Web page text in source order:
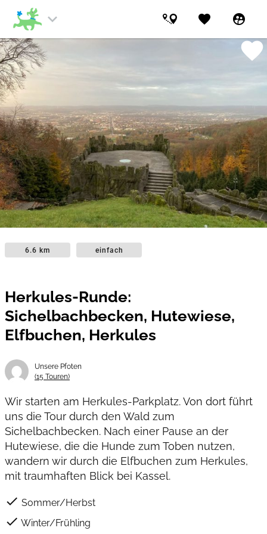
keyboard_arrow_down favorite supervised_user_circle
favorite
6.6 km einfach
Herkules-Runde:
Sichelbachbecken, Hutewiese,
Elfbuchen, Herkules
Unsere Pfoten
(15 Touren)
Wir starten am Herkules-Parkplatz. Von dort führt
uns die Tour durch den Wald zum
Sichelbachbecken. Nach einer Pause an der
Hutewiese, die die Hunde zum Toben nutzen,
wandern wir durch die Elfbuchen zum Herkules,
mit traumhaften Blick bei Kassel.
check Sommer/Herbst
check Winter/Frühling